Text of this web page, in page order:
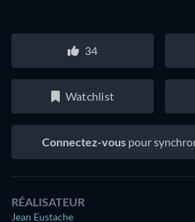
34
Watchlist
Connectez-vous pour
RÉALISATEUR
Jean Eustache